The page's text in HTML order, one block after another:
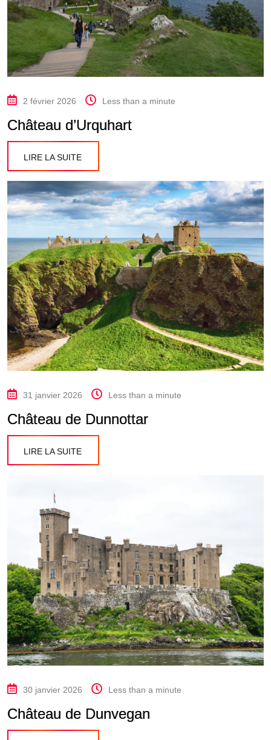
2 février 2026 Less than a minute
Château d’Urquhart
LIRE LA SUITE
31 janvier 2026 Less than a minute
Château de Dunnottar
LIRE LA SUITE
30 janvier 2026 Less than a minute
Château de Dunvegan